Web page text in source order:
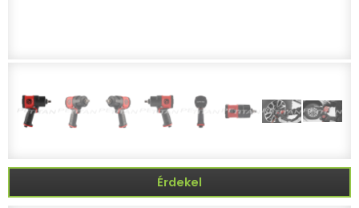
Érdekel